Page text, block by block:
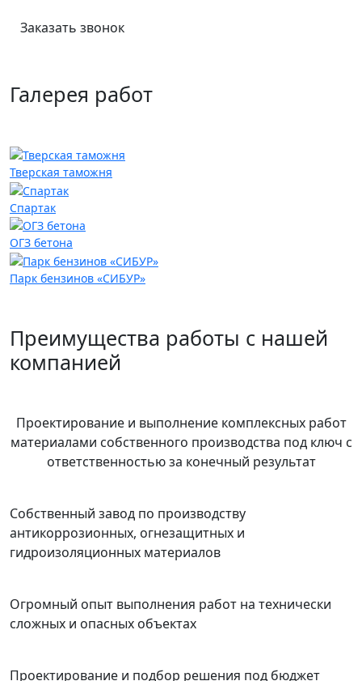
Заказать звонок
Галерея работ
Тверская таможня
Спартак
ОГЗ бетона
Парк бензинов «СИБУР»
Преимущества работы с нашей
компанией
Проектирование и выполнение комплексных работ
материалами собственного производства под ключ с
ответственностью за конечный результат
Собственный завод по производству
антикоррозионных, огнезащитных и
гидроизоляционных материалов
Огромный опыт выполнения работ на технически
сложных и опасных объектах
Проектирование и подбор решения под бюджет